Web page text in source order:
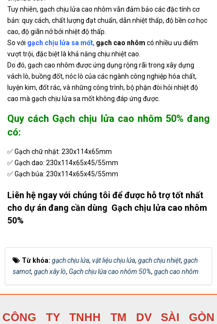
Tuy nhiên, gạch chịu lửa cao nhôm vẫn đảm bảo các đặc tính cơ
bản: quy cách, chất lượng đạt chuẩn, dẫn nhiệt thấp, độ bền cơ học
cao, độ giãn nở bởi nhiệt độ thấp.
So với gạch chịu lửa sa mốt, gạch cao nhôm có nhiều ưu điểm
vượt trội, đặc biệt là khả năng chịu nhiệt cao.
Do đó, gạch cao nhôm được ứng dụng rộng rãi trong xây dựng
vách lò, buồng đốt, nóc lò của các ngành công nghiệp hóa chất,
luyện kim, đốt rác, và những công trình, bộ phận đòi hỏi nhiệt độ
cao mà gạch chịu lửa sa mốt không đáp ứng được.
Quy cách Gạch chịu lửa cao nhôm 50% đang
có:
✅ Gạch chữ nhật: 230x114x65mm
✅ Gạch dao: 230x114x65x45/55mm
✅ Gạch búa: 230x114x65x45/55mm
Liên hệ ngay với chúng tôi để được hỗ trợ tốt nhất
cho dự án đang cần dùng Gạch chịu lửa cao nhôm
50%
Từ khóa: gạch chịu lửa, vật liệu chịu lửa, gạch chịu nhiệt, gạch
samot, gạch xây lò, Gạch chịu lửa cao nhôm 50%, gạch cao nhôm
CÔNG TY TNHH TM DV SÀI GÒN